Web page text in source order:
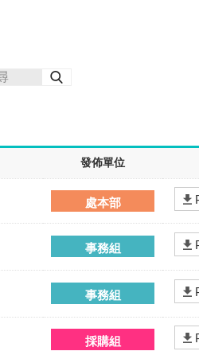
發佈單位
處本部
事務組
事務組
採購組